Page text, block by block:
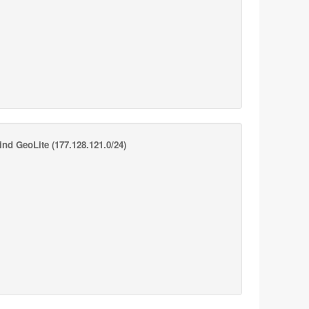
GeoLite(177.128.121.0/24)